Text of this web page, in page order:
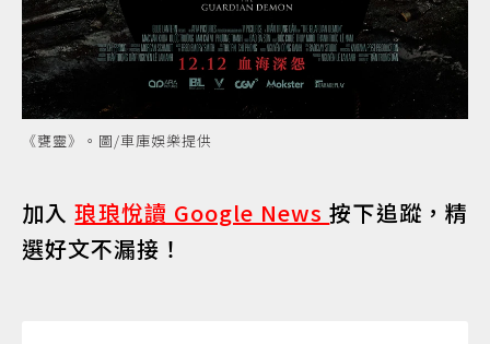
《甕靈》。圖/車庫娛樂提供
加入琅琅悅讀 Google News按下追蹤，精
選好文不漏接！